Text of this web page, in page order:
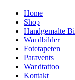
Home
Shop
Handgemalte
Wandbilder
Fototapeten
Paravents
Wandtattoo
Kontakt